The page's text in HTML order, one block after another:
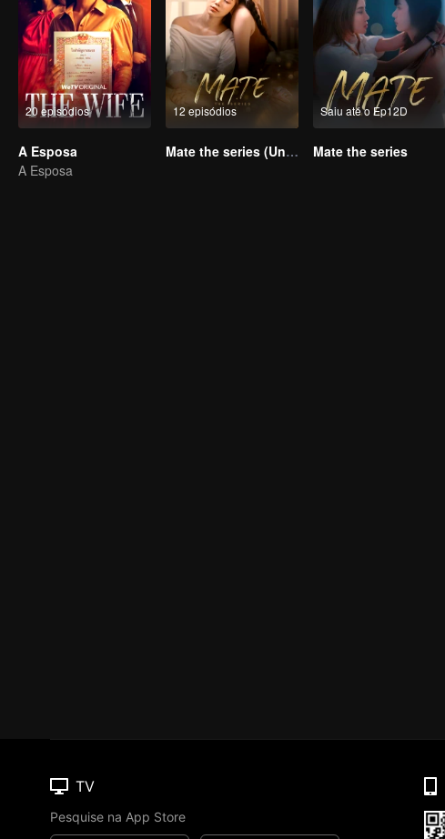
20 episódios
A Esposa
A Esposa
12 episódios
Mate the series (Uncut Ver.)
Saiu até o Ep12D
Mate the series
TV
Pesquise na App Store